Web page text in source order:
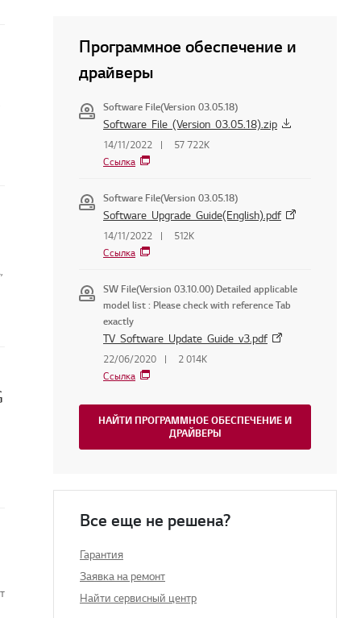
Программное обеспечение и
драйверы
Software File(Version 03.05.18)
Software_File_(Version_03.05.18).zip
14/11/2022
57 722K
Ссылка
Software File(Version 03.05.18)
Software_Upgrade_Guide(English).pdf
14/11/2022
512K
Ссылка
SW File(Version 03.10.00) Detailed applicable
model list : Please check with reference Tab
exactly
TV_Software_Update_Guide_v3.pdf
22/06/2020
2 014K
Ссылка
НАЙТИ ПРОГРАММНОЕ ОБЕСПЕЧЕНИЕ И
ДРАЙВЕРЫ
Все еще не решена?
Гарантия
Заявка на ремонт
Найти сервисный центр